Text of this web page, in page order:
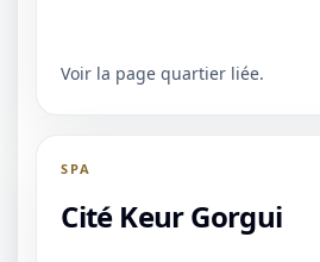
Voir la page quartier liée.
SPA
Cité Keur Gorgui